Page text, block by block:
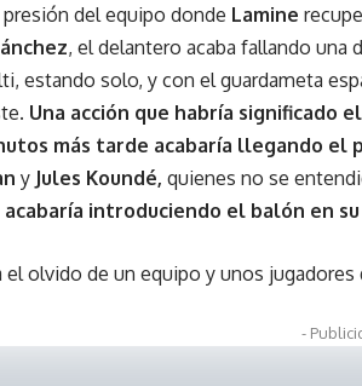
del equipo donde Lamine
, el delantero acaba fallando una
estando solo, y con el guardameta
Una acción que habría significado el
más tarde acabaría llegando el
y Jules Koundé, quienes no se
introduciendo el balón en
el olvido de un equipo y unos jugadores
-